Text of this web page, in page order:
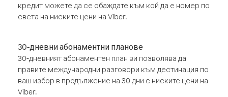
кредит можете да се обаждате към кой да е номер по
света на ниските цени на Viber.
30-дневни абонаментни планове
30-дневният абонаментен план ви позволява да
правите международни разговори към дестинация по
ваш избор в продължение на 30 дни с ниските цени на
Viber.